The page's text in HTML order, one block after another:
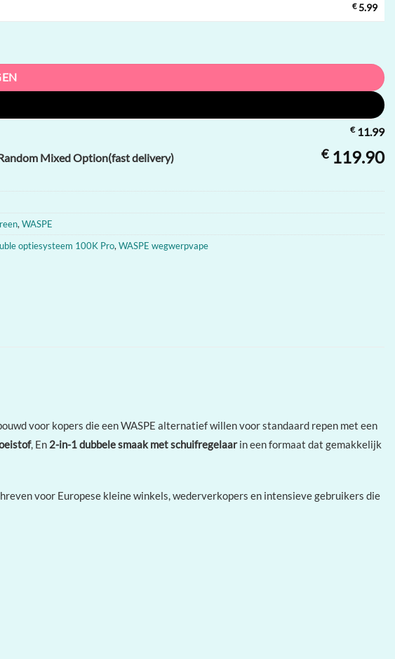
€5.99
€11.99
Mixed Option(fast delivery)
€119.90
, WASPE
optiesysteem 100K Pro, WASPE wegwerpvape
voor kopers die een WASPE alternatief willen voor standaard repen met een
, En 2-in-1 dubbele smaak met schuifregelaarin een formaat dat gemakkelijk
voor Europese kleine winkels, wederverkopers en intensieve gebruikers die